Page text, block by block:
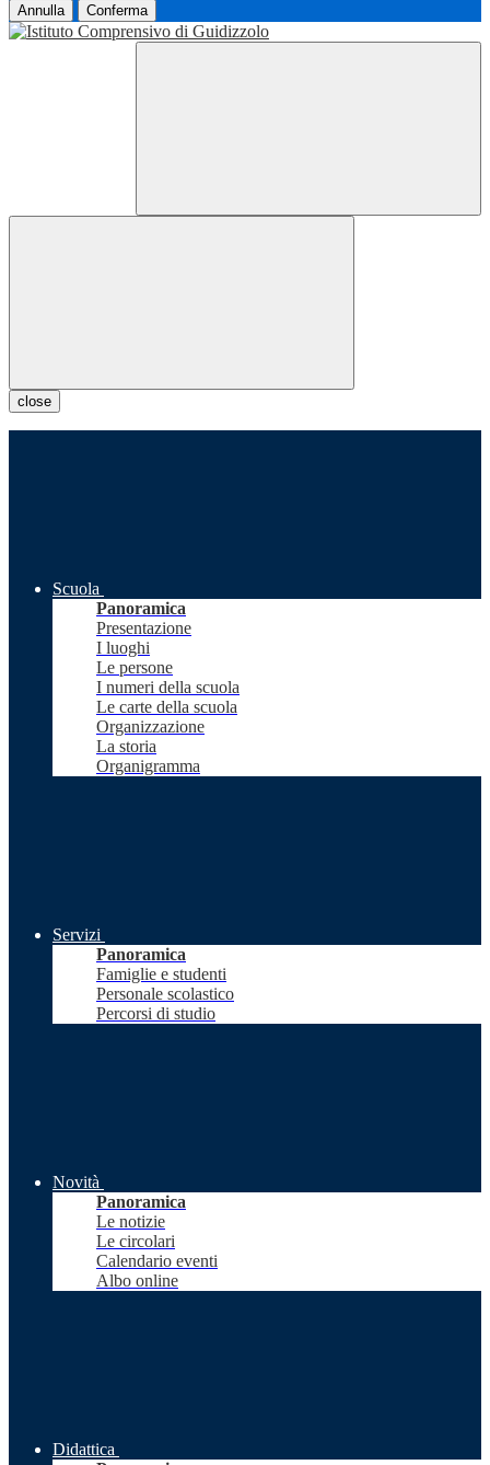
Annulla Conferma
close
Scuola
Panoramica
Presentazione
I luoghi
Le persone
I numeri della scuola
Le carte della scuola
Organizzazione
La storia
Organigramma
Servizi
Panoramica
Famiglie e studenti
Personale scolastico
Percorsi di studio
Novità
Panoramica
Le notizie
Le circolari
Calendario eventi
Albo online
Didattica